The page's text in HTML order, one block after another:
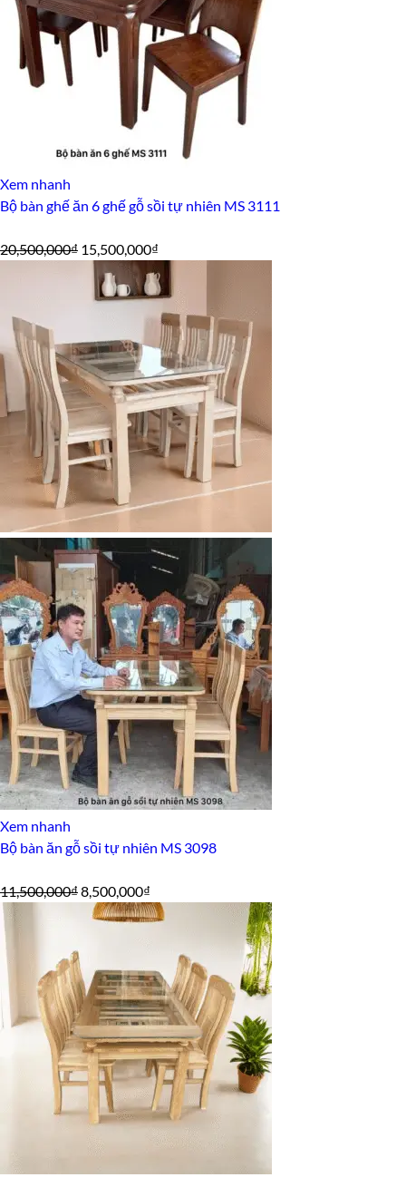
Xem nhanh
Bộ bàn ghế ăn 6 ghế gỗ sồi tự nhiên MS 3111
20,500,000₫ Giá
gốc
15,500,000₫
hiện
tại
là:
15,500,000₫.
Xem nhanh
Bộ bàn ăn gỗ sồi tự nhiên MS 3098
11,500,000₫Giá
gốc
8,500,000₫
hiện
8,500,000₫.